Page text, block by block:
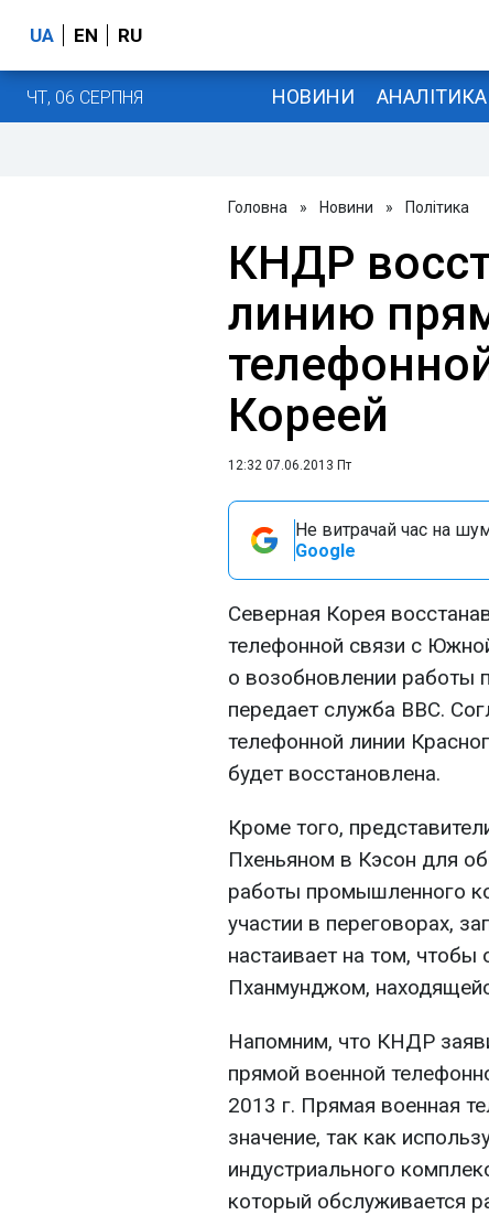
UA EN RU
ЧТ, 06 СЕРПНЯ НОВИНИ АНАЛІТИКА
Головна » Новини » Політика
КНДР
линию
Кореей
12:32 07.06.2013 Пт
Не витрачай час на
Google
Северная Корея
телефонной связи с
о возобновлении работы
передает служба BBC.
телефонной линии
будет восстановлена.
Кроме того,
Пхеньяном в Кэсон для
работы промышленного
участии в переговорах,
настаивает на том,
Пханмунджом,
Напомним, что КНДР
прямой военной
2013 г. Прямая военная
значение, так как
индустриального
который обслуживается